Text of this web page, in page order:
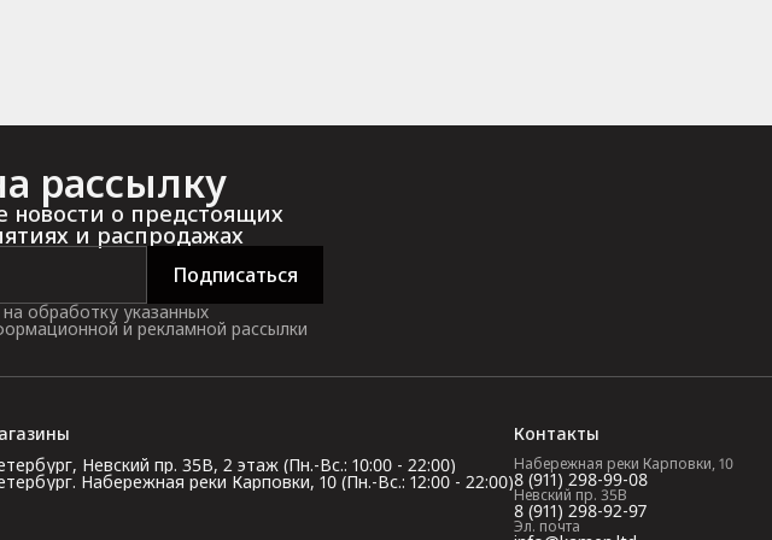
рассылку
о предстоящих
и распродажах
Подписаться
обработку указанных
и рекламной рассылки
Невский пр. 35В, 2 этаж (Пн.-Вс.: 10:00 - 22:00)
Набережная реки Карповки, 10 (Пн.-Вс.: 12:00 - 22:00)
Контакты
Набережная реки Карповки, 10
8 (911) 298-99-08
Невский пр. 35В
8 (911) 298-92-97
Эл. почта